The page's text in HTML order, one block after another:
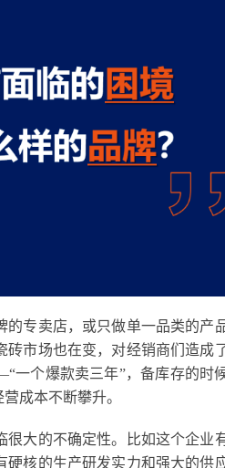
专卖店，或只做单一品类的产
市场也在变，对经销商们造成
一个爆款卖三年”，备库存的时
成本不断攀升。
大的不确定性。
比如这个企业
核的生产研发实力和强大的供